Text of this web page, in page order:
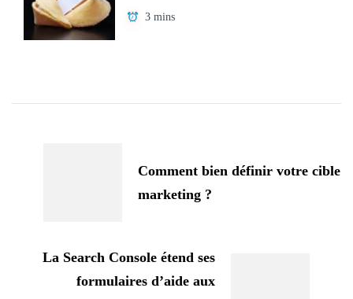
3 mins
Comment bien définir votre cible
marketing ?
La Search Console étend ses
formulaires d’aide aux